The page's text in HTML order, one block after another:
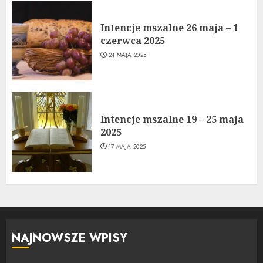
Intencje mszalne 26 maja – 1
czerwca 2025
24 MAJA 2025
Intencje mszalne 19 – 25 maja
2025
17 MAJA 2025
NAJNOWSZE WPISY